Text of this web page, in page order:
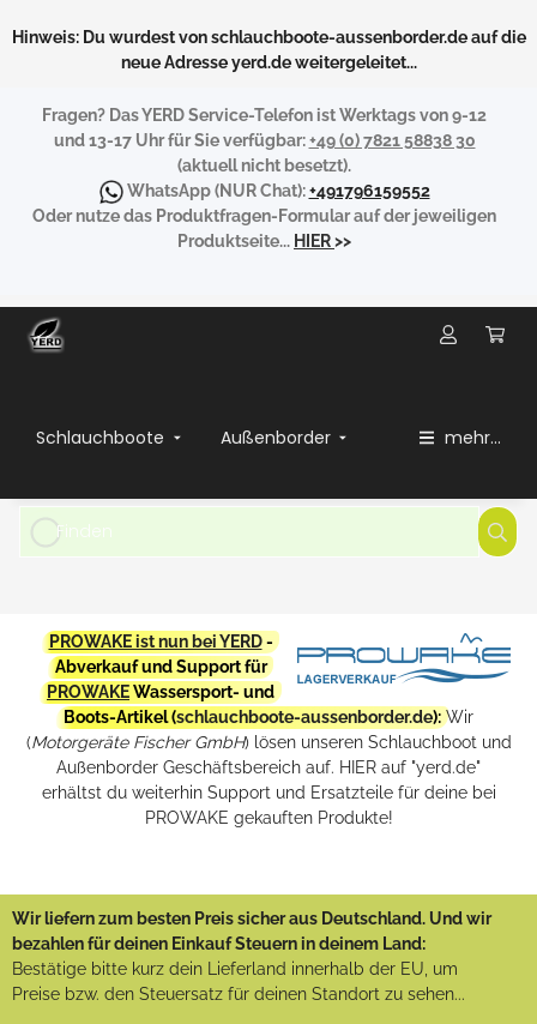
Hinweis: Du wurdest von schlauchboote-aussenborder.de auf die
neue Adresse yerd.de weitergeleitet...
Fragen? Das YERD Service-Telefon ist Werktags von 9-12
und 13-17 Uhr für Sie verfügbar:+49 (0) 7821 58838 30
(aktuell nicht besetzt).
WhatsApp(NUR Chat):+491796159552
Oder nutze das Produktfragen-Formular auf der jeweiligen
Produktseite... HIER>>
Schlauchboote Außenborder mehr...
PROWAKE ist nun bei YERD-
Abverkauf und Support für
PROWAKEWassersport- und
Boots-Artikel (schlauchboote-aussenborder.de): Wir
(Motorgeräte Fischer GmbH) lösen unseren Schlauchboot und
Außenborder Geschäftsbereich auf. HIER auf "yerd.de"
erhältst du weiterhin Support und Ersatzteile für deine bei
PROWAKE gekauften Produkte!
Wir liefern zum besten Preis sicher aus Deutschland. Und wir
bezahlen für deinen Einkauf Steuern in deinem Land:
Bestätige bitte kurz dein Lieferland innerhalb der EU, um
Preise bzw. den Steuersatz für deinen Standort zu sehen...